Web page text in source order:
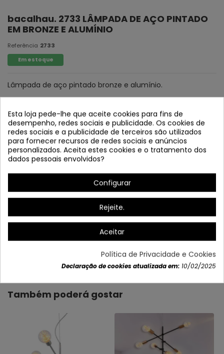
bacalhau. 2733 LÂMPADA DE AÇO PINTADO
EM BRONZE E ALUMÍNIO
Referência 2733
Em estoque
Lâmpada de aço pintado bronze e alumínio.
* A altura máxima inclui o comprimento do cabo tensor.
Dados do produto
Também poderá gostar
Esta loja pede-lhe que aceite cookies para fins de
desempenho, redes sociais e publicidade. Os cookies de
redes sociais e a publicidade de terceiros são utilizados
para fornecer recursos de redes sociais e anúncios
personalizados. Aceita estes cookies e o tratamento dos
dados pessoais envolvidos?
Configurar
Rejeite.
Aceitar
Política de Privacidade e Cookies
Declaração de cookies atualizada em: 10/02/2025